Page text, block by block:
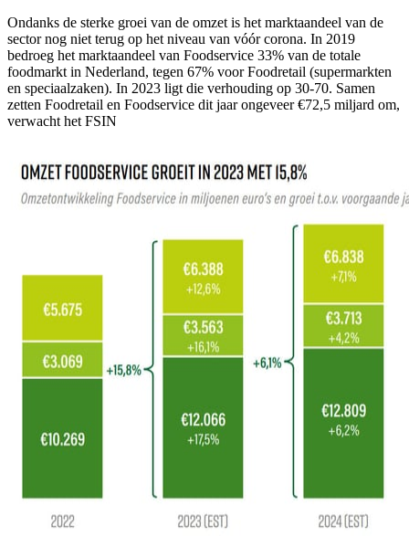
Ondanks de sterke groei van de omzet is het marktaandeel van de
sector nog niet terug op het niveau van vóór corona. In 2019
bedroeg het marktaandeel van Foodservice 33% van de totale
foodmarkt in Nederland, tegen 67% voor Foodretail (supermarkten
en speciaalzaken). In 2023 ligt die verhouding op 30-70. Samen
zetten Foodretail en Foodservice dit jaar ongeveer €72,5 miljard om,
verwacht het FSIN